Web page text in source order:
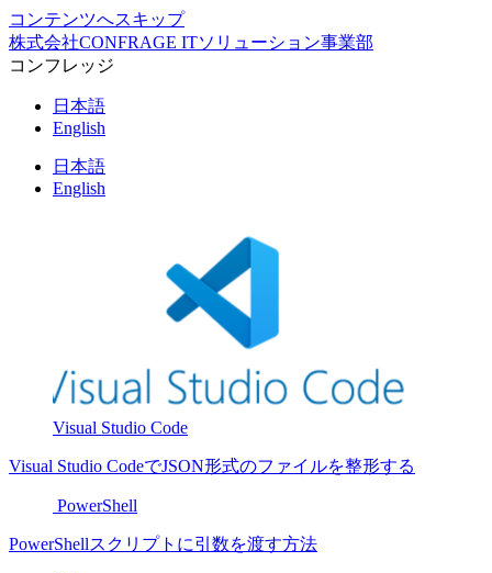
コンテンツへスキップ
株式会社CONFRAGE ITソリューション事業部
コンフレッジ
日本語
English
日本語
English
Visual Studio Code
Visual Studio CodeでJSON形式のファイルを整形する
PowerShell
PowerShellスクリプトに引数を渡す方法